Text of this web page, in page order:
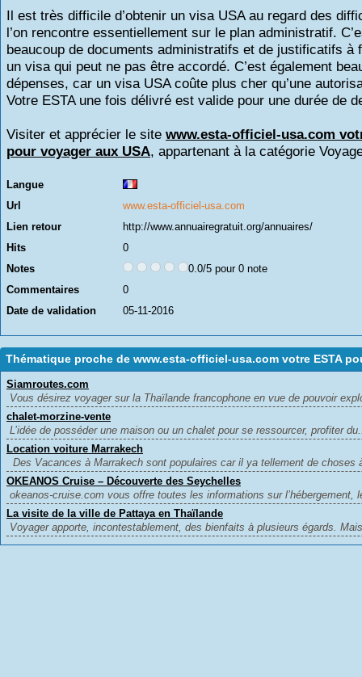
Il est très difficile d’obtenir un visa USA au regard des
l’on rencontre essentiellement sur le plan administratif.
beaucoup de documents administratifs et de justificatifs à
un visa qui peut ne pas être accordé. C’est également
dépenses, car un visa USA coûte plus cher qu’une
Votre ESTA une fois délivré est valide pour une durée de
Visiter et apprécier le site www.esta-officiel-usa.com
pour voyager aux USA, appartenant à la catégorie
Langue
Url
www.esta-officiel-usa.com
Lien retour
http://www.annuairegratuit.org/annuaires/
Hits
0
Notes
0.0/5 pour 0 note
Commentaires
0
Date de validation
05-11-2016
Thématique proche de www.esta-officiel-usa.com votre ESTA
Siamroutes.com
Vous désirez voyager sur la Thaïlande francophone en vue de pouvoir
chalet-morzine-vente
L’idée de posséder une maison ou un chalet pour se ressourcer, profiter
Location voiture Marrakech
Des Vacances à Marrakech sont populaires car il ya tellement de choses
OKEANOS Cruise – Découverte des Seychelles
okeanos-cruise.com vous offre toutes les informations sur l’hébergement,
La visite de la ville de Pattaya en Thaïlande
Voyager apporte, incontestablement, des bienfaits à plusieurs égards.